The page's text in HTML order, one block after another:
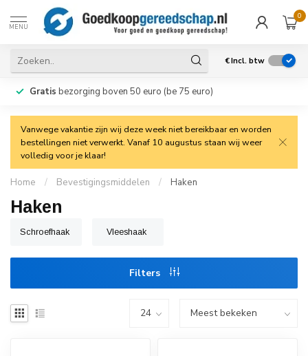
MENU
0
€Incl. btw
Gratis bezorging boven 50 euro (be 75 euro)
Vanwege vakantie zijn wij deze week niet bereikbaar en worden
bestellingen niet verwerkt. Vanaf 10 augustus staan wij weer
volledig voor je klaar!
Home / Bevestigingsmiddelen / Haken
Haken
Schroefhaak Vleeshaak
Filters